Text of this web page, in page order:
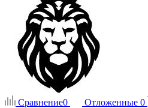
Сравнение0 Отложенные 0